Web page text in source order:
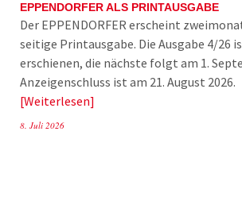
EPPENDORFER ALS PRINTAUSGABE
Der EPPENDORFER erscheint
seitige Printausgabe. Die Ausgabe 4/26
erschienen, die nächste folgt am 1.
Anzeigenschluss ist am 21. August
Weiterlesen
8. Juli 2026